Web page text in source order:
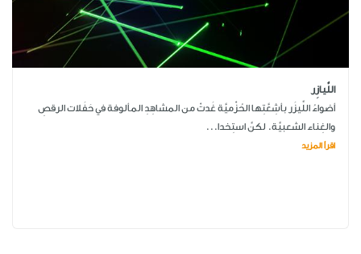
اللَّيازِر
أضواءُ اللِّيزَر بأشِعَّتِها الحُزْميَّة غَدتْ من المشاهِدِ المألوفة في حَفَلات الرقصِ
والغِناء الشعبيَّة. لكنَّ استِخدا...
اقرأ المزيد